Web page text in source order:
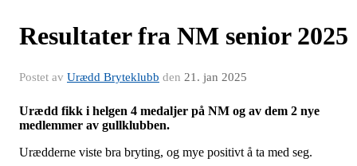
Resultater fra NM senior 2025
Postet av Urædd Bryteklubb den 21. jan 2025
Urædd fikk i helgen 4 medaljer på NM og av dem 2 nye
medlemmer av gullklubben.
Urædderne viste bra bryting, og mye positivt å ta med seg.